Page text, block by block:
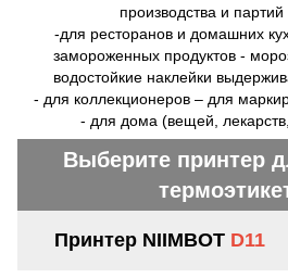
производства и
-для ресторанов и домашних
замороженных продуктов -
водостойкие наклейки
- для коллекционеров – для
- для дома (вещей,
Выберите принтер
Принтер NIIMBOT D11